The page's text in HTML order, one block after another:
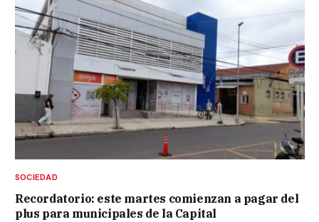
SOCIEDAD
Recordatorio: este martes comienzan a pagar del
plus para municipales de la Capital